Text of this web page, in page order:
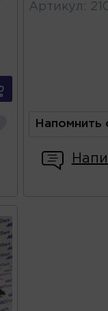
Артикул :
Напомнить